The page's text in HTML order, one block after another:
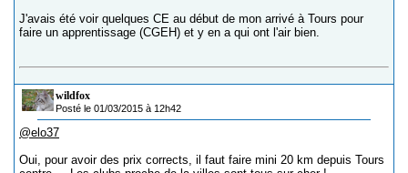
J'avais été voir quelques CE au début de mon arrivé à Tours pour
faire un apprentissage (CGEH) et y en a qui ont l'air bien.
wildfox
Posté le 01/03/2015 à 12h42
@elo37
Oui, pour avoir des prix corrects, il faut faire mini 20 km depuis Tours